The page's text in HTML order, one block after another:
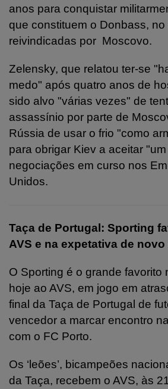
anos para conquistar
que constituem o Donbass,
reivindicadas por Moscovo.
Zelensky, que relatou ter-se
medo" após quatro anos de
sido alvo "várias vezes" de
assassínio por parte de
Rússia de usar o frio "como
para obrigar Kiev a aceitar
negociações em curso nos
Unidos.
Taça de Portugal: Sporting
AVS e na expetativa de
O Sporting é o grande favorito
hoje ao AVS, em jogo em
final da Taça de Portugal de
vencedor a marcar encontro
com o FC Porto.
Os ‘leões’, bicampeões
da Taça, recebem o AVS, às